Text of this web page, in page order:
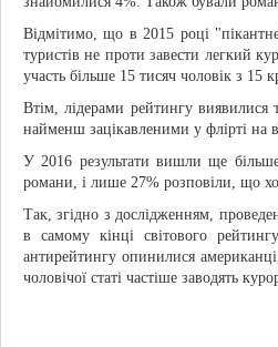
Відмітимо, що в 2015 році
туристів не проти завести легкий
участь більше 15 тисяч чоловік з
Втім, лідерами рейтингу
найменш зацікавленими у флірті на
У 2016 результати вишли ще
романи, і лише 27% розповіли, що
Так, згідно з дослідженням,
в самому кінці світового
антирейтингу опинилися
чоловічої статі частіше заводять